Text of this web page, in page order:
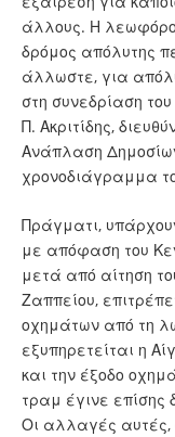
άλλους. Η
δρόμος απόλυτης
άλλωστε, για
στη συνεδρίαση
Π. Ακριτίδης,
Ανάπλαση
χρονοδιάγραμμα
Πράγματι,
με απόφαση του
μετά από αίτηση
Ζαππείου,
οχημάτων από τη
εξυπηρετείται η
και την έξοδο
τραμ έγινε επίσης
Οι αλλαγές αυτές,